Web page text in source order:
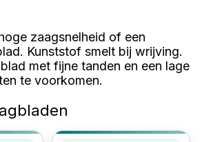
zaagsnelheid of een
Kunststof smelt bij wrijving.
met fijne tanden en een lage
te voorkomen.